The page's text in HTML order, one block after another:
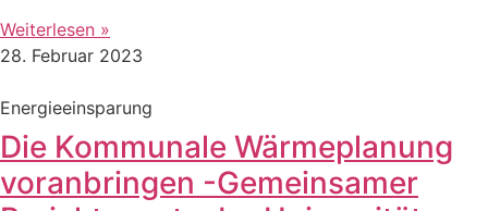
Weiterlesen »
28. Februar 2023
Energieeinsparung
Die Kommunale Wärmeplanung
voranbringen -Gemeinsamer